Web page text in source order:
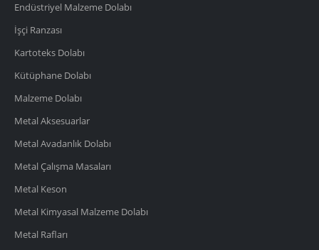
Endüstriyel Malzeme Dolabı
İşçi Ranzası
Kartoteks Dolabı
Kütüphane Dolabı
Malzeme Dolabı
Metal Aksesuarlar
Metal Avadanlık Dolabı
Metal Çalışma Masaları
Metal Keson
Metal Kimyasal Malzeme Dolabı
Metal Rafları